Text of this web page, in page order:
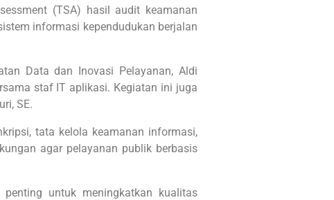
(TSA) hasil audit keamanan
informasi kependudukan berjalan
Data dan Inovasi Pelayanan, Aldi
staf IT aplikasi. Kegiatan ini juga
SE.
tata kelola keamanan informasi,
agar pelayanan publik berbasis
untuk meningkatkan kualitas